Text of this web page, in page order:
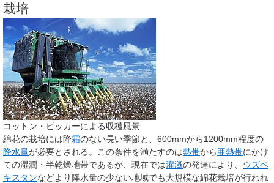
栽培
コットン・ピッカーによる収穫風景
綿花の栽培には降霜のない長い季節と、600mmから1200mm程度の
降水量が必要とされる。この条件を満たすのは熱帯から亜熱帯にかけ
ての湿潤・半乾燥地帯であるが、現在では灌漑の発達により、 ウズベ
キスタンなどより降水量の少ない地域でも大規模な綿花栽培が行われ